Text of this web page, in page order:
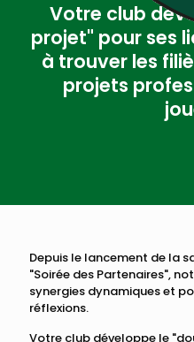
Votre club
projet" pour ses
à trouver les
projets
Depuis le lancement de la
"Soirée des Partenaires",
synergies dynamiques et
réflexions.
Votre club développe le